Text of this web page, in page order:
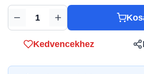
Mennyiség
Kedvencekhez